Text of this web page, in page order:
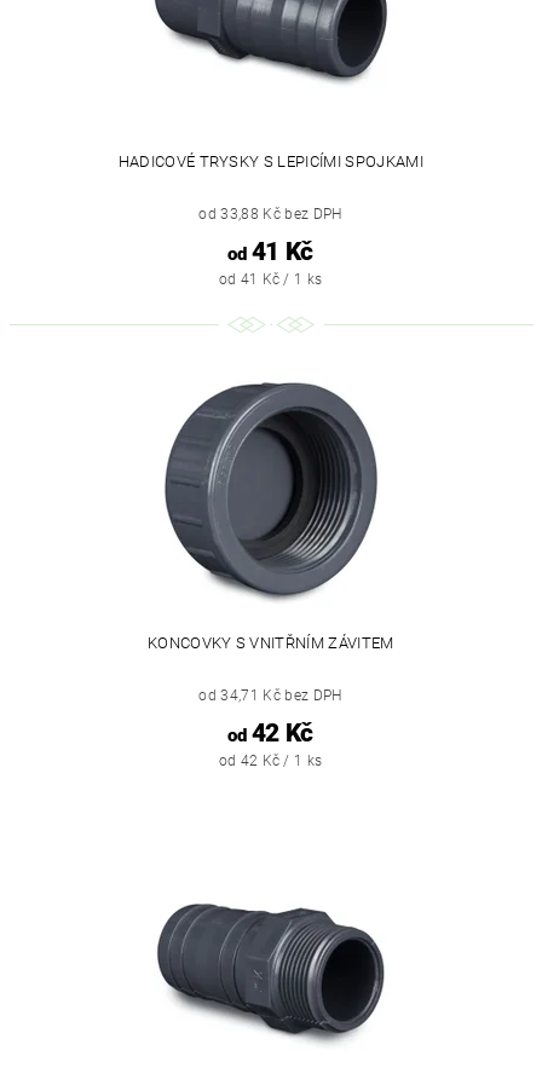
HADICOVÉ TRYSKY S LEPICÍMI SPOJKAMI
od 33,88 Kč bez DPH
od41 Kč
od 41 Kč / 1 ks
KONCOVKY S VNITŘNÍM ZÁVITEM
od 34,71 Kč bez DPH
od42 Kč
od 42 Kč / 1 ks